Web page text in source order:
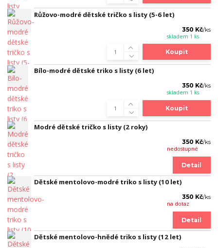
Růžovo-modré dětské tričko s listy (5-6 let)
350 Kč/ks
skladem 1 ks
Koupit
Bílo-modré dětské triko s listy (6 let)
350 Kč/ks
skladem 1 ks
Koupit
Modré dětské tričko s listy (2 roky)
350 Kč/ks
nedostupné
Detail
Dětské mentolovo-modré triko s listy (10 let)
350 Kč/ks
na dotaz
Detail
Dětské mentolovo-hnědé triko s listy (12 let)